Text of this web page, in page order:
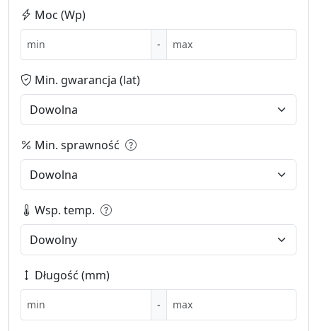
Moc (Wp)
-
Min. gwarancja (lat)
Min. sprawność
Wsp. temp.
Długość (mm)
-